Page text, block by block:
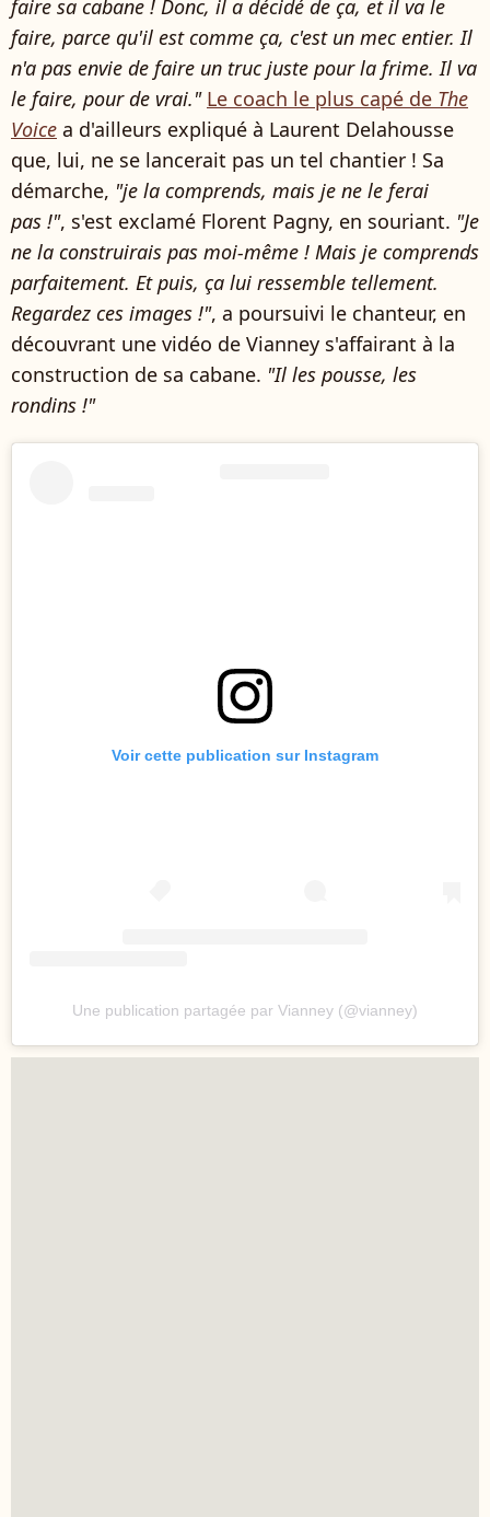
faire sa cabane ! Donc, il a décidé de ça, et il va le
faire, parce qu'il est comme ça, c'est un mec entier. Il
n'a pas envie de faire un truc juste pour la frime. Il va
le faire, pour de vrai." Le coach le plus capé de The
Voice a d'ailleurs expliqué à Laurent Delahousse
que, lui, ne se lancerait pas un tel chantier ! Sa
démarche, "je la comprends, mais je ne le ferai
pas !", s'est exclamé Florent Pagny, en souriant. "Je
ne la construirais pas moi-même ! Mais je comprends
parfaitement. Et puis, ça lui ressemble tellement.
Regardez ces images !", a poursuivi le chanteur, en
découvrant une vidéo de Vianney s'affairant à la
construction de sa cabane. "Il les pousse, les
rondins !"
Voir cette publication sur Instagram
Une publication partagée par Vianney (@vianney)